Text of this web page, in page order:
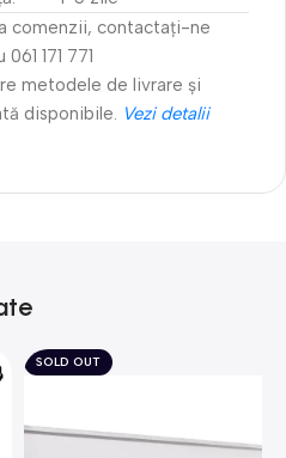
comenzii, contactați-ne
171 771
metodele de livrare și
disponibile. Vezi detalii
SOLD OUT